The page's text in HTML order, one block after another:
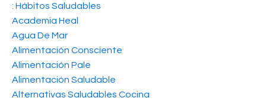
: Hábitos Saludables
Academia Heal
Agua De Mar
Alimentación Consciente
Alimentación Pale
Alimentación Saludable
Alternativas Saludables Cocina